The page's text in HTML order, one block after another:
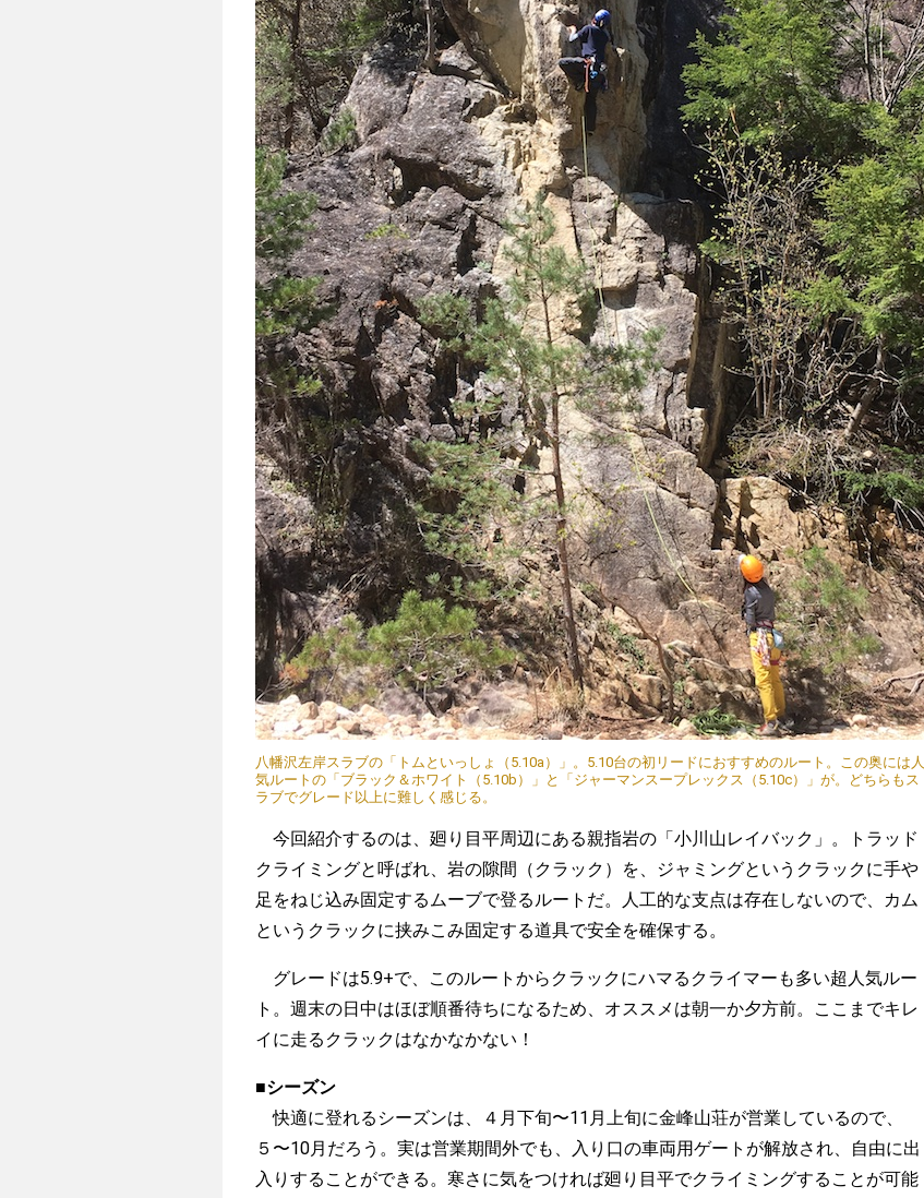
八幡沢左岸スラブの「トムといっしょ（5.10a）」。5.10台の初リードにおすすめのルート。この奥には人
気ルートの「ブラック＆ホワイト（5.10b）」と「ジャーマンスープレックス（5.10c）」が。どちらもス
ラブでグレード以上に難しく感じる。
今回紹介するのは、廻り目平周辺にある親指岩の「小川山レイバック」。トラッド
クライミングと呼ばれ、岩の隙間（クラック）を、ジャミングというクラックに手や
足をねじ込み固定するムーブで登るルートだ。人工的な支点は存在しないので、カム
というクラックに挟みこみ固定する道具で安全を確保する。
グレードは5.9+で、このルートからクラックにハマるクライマーも多い超人気ルー
ト。週末の日中はほぼ順番待ちになるため、オススメは朝一か夕方前。ここまでキレ
イに走るクラックはなかなかない！
■シーズン
快適に登れるシーズンは、４月下旬〜11月上旬に金峰山荘が営業しているので、
５〜10月だろう。実は営業期間外でも、入り口の車両用ゲートが解放され、自由に出
入りすることができる。寒さに気をつければ廻り目平でクライミングすることが可能